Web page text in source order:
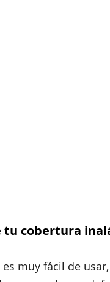
tu cobertura
muy fácil de